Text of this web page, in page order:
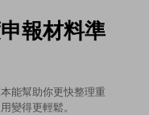
報材料準
能幫助你更快整理重
變得更輕鬆。